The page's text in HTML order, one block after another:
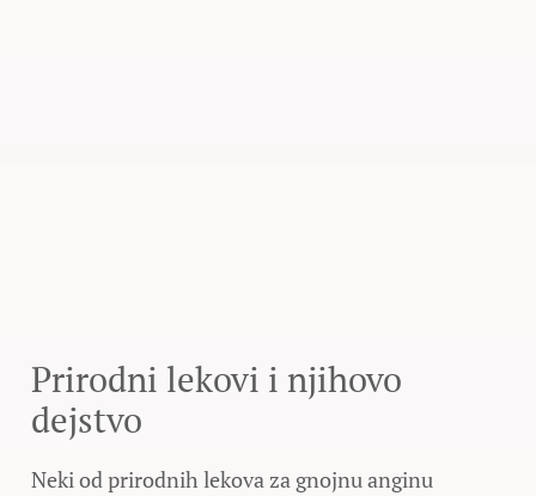
Prirodni lekovi i njihovo
dejstvo
Neki od prirodnih lekova za gnojnu anginu